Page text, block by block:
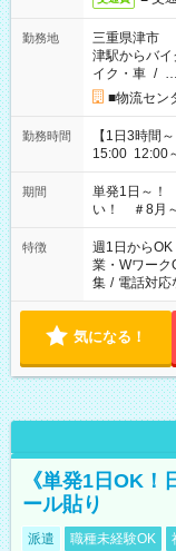
勤務地
三重県津市
津駅からバイ
イク・車 / …
■物流セン
勤務時間
【1日3時間～も相談OK!】 ＜
15:00 12:00～17:00
お気軽にご
期間
単発1日～！
い！ ＃8月
特徴 週1日からOK
業・Wワーク
集 / 電話対応
気になる！
《単発1日OK
ール貼り
派遣 職種未経験OK